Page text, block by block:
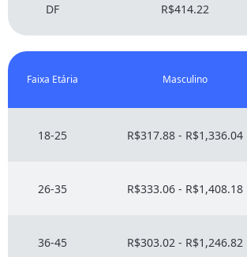
DF R$414.22
Faixa Etária Masculino
18-25 R$317.88 - R$1,336.04
26-35 R$333.06 - R$1,408.18
36-45 R$303.02 - R$1,246.82